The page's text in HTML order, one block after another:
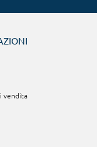
vendita